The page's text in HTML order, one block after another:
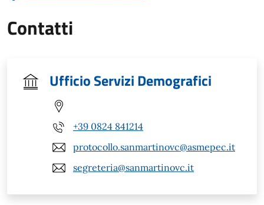
Contatti
Ufficio Servizi Demografici
+39 0824 841214
protocollo.sanmartinovc@asmepec.it
segreteria@sanmartinovc.it